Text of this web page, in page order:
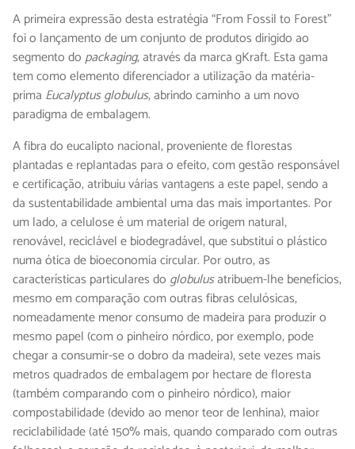
A primeira expressão desta estratégia “From Fossil to Forest”
foi o lançamento de um conjunto de produtos dirigido ao
segmento dopackaging, através da marca gKraft. Esta gama
tem como elemento diferenciador a utilização da matéria-
prima Eucalyptus globulus, abrindo caminho a um novo
paradigma de embalagem.
A fibra do eucalipto nacional, proveniente de florestas
plantadas e replantadas para o efeito, com gestão responsável
e certificação, atribuiu várias vantagens a este papel, sendo a
da sustentabilidade ambiental uma das mais importantes. Por
um lado, a celulose é um material de origem natural,
renovável, reciclável e biodegradável, que substitui o plástico
numa ótica de bioeconomia circular. Por outro, as
características particulares doglobulusatribuem-lhe benefícios,
mesmo em comparação com outras fibras celulósicas,
nomeadamente menor consumo de madeira para produzir o
mesmo papel (com o pinheiro nórdico, por exemplo, pode
chegar a consumir-se o dobro da madeira), sete vezes mais
metros quadrados de embalagem por hectare de floresta
(também comparando com o pinheiro nórdico), maior
compostabilidade (devido ao menor teor de lenhina), maior
reciclabilidade (até 150% mais, quando comparado com outras